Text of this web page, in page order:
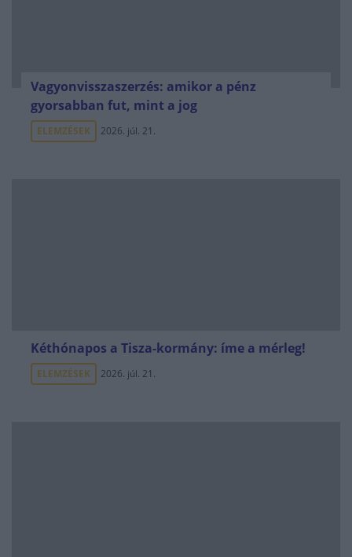
Vagyonvisszaszerzés: amikor a pénz
gyorsabban fut, mint a jog
ELEMZÉSEK 2026. júl. 21.
Kéthónapos a Tisza-kormány: íme a mérleg!
ELEMZÉSEK 2026. júl. 21.